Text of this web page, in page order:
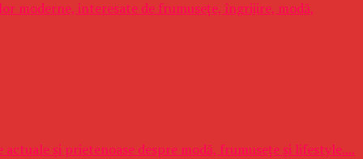
moderne, interesate de frumusețe, îngrijire, modă,
și prietenoase despre modă, frumusețe și lifestyle....